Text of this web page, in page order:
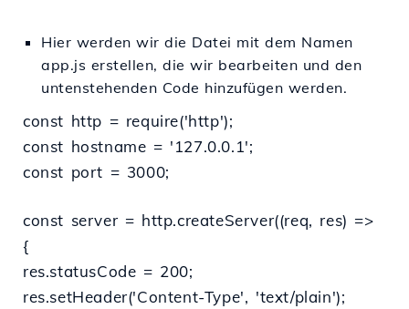
Hier werden wir die Datei mit dem Namen
app.js erstellen, die wir bearbeiten und den
untenstehenden Code hinzufügen werden.
const http = require('http');
const hostname = '127.0.0.1';
const port = 3000;
const server = http.createServer((req, res) =>
{
res.statusCode = 200;
res.setHeader('Content-Type', 'text/plain');